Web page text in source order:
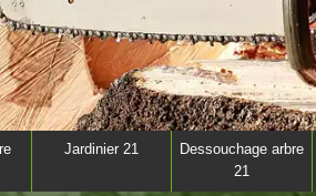
Jardinier 21
Dessouchage arbre
21